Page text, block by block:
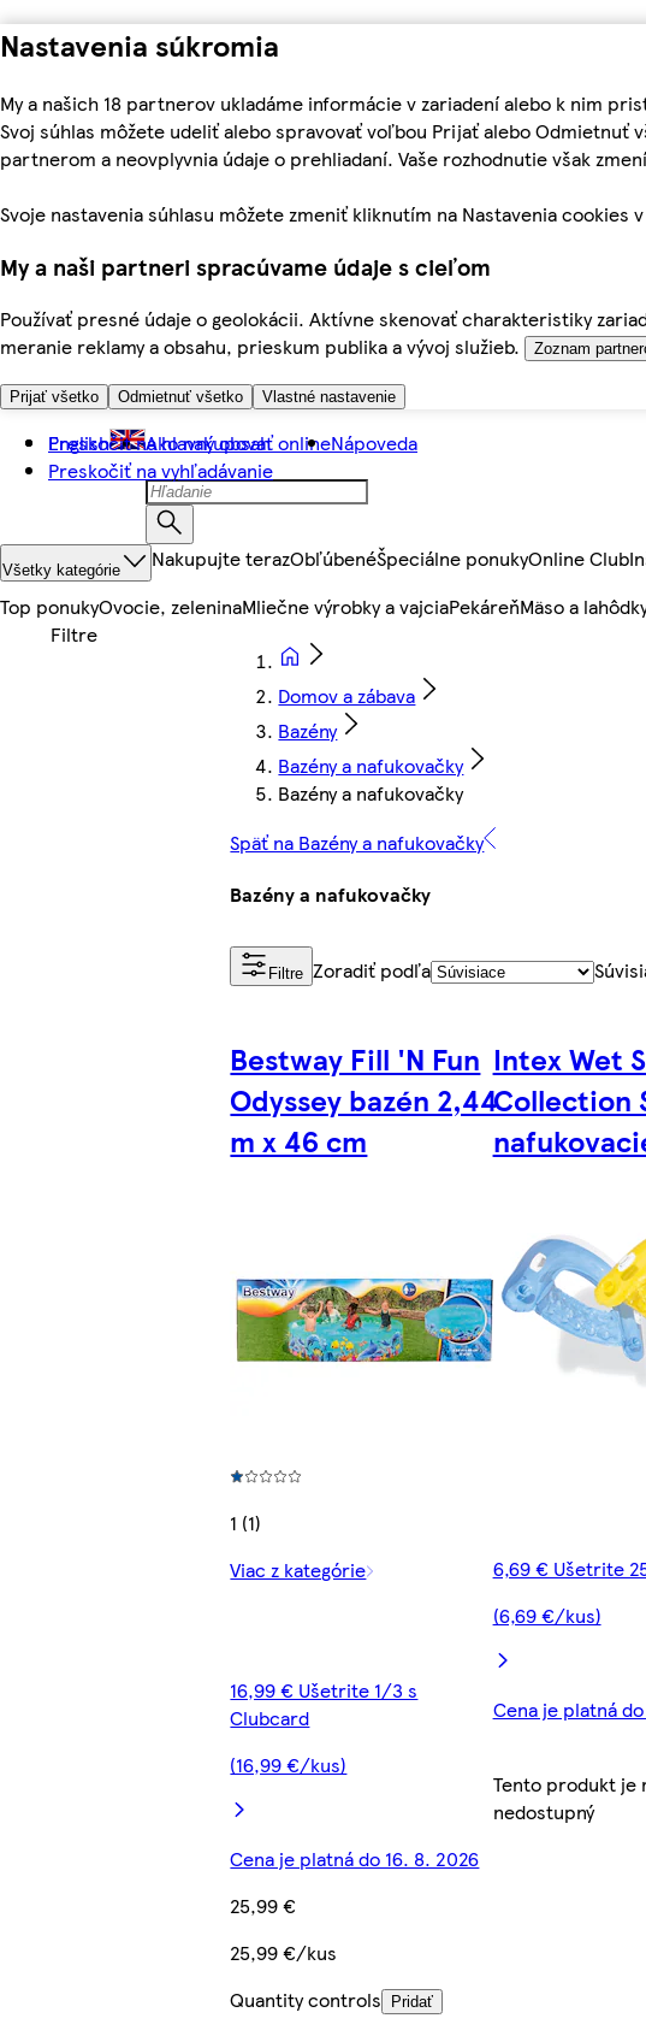
Nastavenia súkromia
My a našich 18 partnerov ukladáme informácie v zariadení alebo k nim
Svoj súhlas môžete udeliť alebo spravovať voľbou Prijať alebo Odmietnuť
partnerom a neovplyvnia údaje o prehliadaní. Vaše rozhodnutie však
Svoje nastavenia súhlasu môžete zmeniť kliknutím na Nastavenia cookies
My a naši partneri spracúvame údaje s cieľom
Používať presné údaje o geolokácii. Aktívne skenovať charakteristiky
meranie reklamy a obsahu, prieskum publika a vývoj služieb.
Zoznam
Prijať všetko Odmietnuť všetko Vlastné nastavenie
Preskočiť na hlavný obsah
Preskočiť na vyhľadávanie
English Ako nakupovať onlineNápoveda
Všetky kategórie Nakupujte terazObľúbenéŠpeciálne ponukyOnline Club
Top ponukyOvocie, zeleninaMliečne výrobky a vajciaPekáreňMäso a
Domov a zábava
Bazény
Bazény a nafukovačky
Bazény a nafukovačky
Späť na Bazény a nafukovačky
Bazény a nafukovačky
Filtre Zoradiť podľa
Bestway Fill 'N Fun
Odyssey bazén 2,44
m x 46 cm
1 (1)
Viac z kategórie
16,99 € Ušetrite 1/3 s
Clubcard
(16,99 €/kus)
Cena je platná do 16. 8. 2026
25,99 €
25,99 €/kus
Quantity controls
Pridať
Intex Wet
Collection
6,69 € Ušetrite
(6,69 €/kus)
Cena je platná
Tento produkt je
nedostupný